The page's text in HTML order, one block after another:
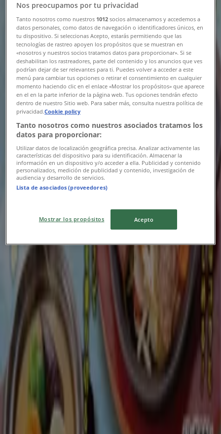
8月5日（水）スタート！デカ盛祭 開催いたし
ます！
8/19 日まで有効千代田区
びっくりドンキー
排他的な取引と掘り出し物
9/15 日まで有効千代田区
ニューヨーカーズカフェ
ニューヨーカーズカフェ メニュー
千代田区
地魚屋
私たちの最高の掘り出し物
8/31 日まで有効 千代田区
Nos preocupamos por tu privacidad
Tanto nosotros como nuestros 1012 socios almacenamos y accedemos a
datos personales, como datos de navegación o identificadores únicos, en
tu dispositivo. Si seleccionas Acepto, estarás permitiendo que las
tecnologías de rastreo apoyen los propósitos que se muestran en
«nosotros y nuestros socios tratamos datos para proporcionar». Si se
deshabilitan los rastreadores, parte del contenido y los anuncios que ves
podrían dejar de ser relevantes para ti. Puedes volver a acceder a este
menú para cambiar tus opciones o retirar el consentimiento en cualquier
momento haciendo clic en el enlace «Mostrar los propósitos» que aparece
en el en la parte inferior de la página web. Tus opciones tendrán efecto
dentro de nuestro Sitio web. Para saber más, consulta nuestra política de
privacidad.Cookie policy
Tanto nosotros como nuestros asociados tratamos los
datos para proporcionar:
Utilizar datos de localización geográfica precisa. Analizar activamente las
características del dispositivo para su identificación. Almacenar la
información en un dispositivo y/o acceder a ella. Publicidad y contenido
personalizados, medición de publicidad y contenido, investigación de
audiencia y desarrollo de servicios.
Lista de asociados (proveedores)
Mostrar los propósitos Acepto